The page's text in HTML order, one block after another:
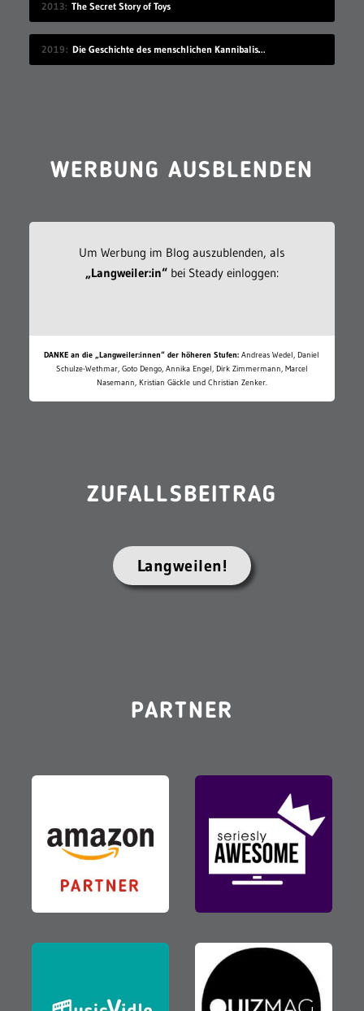
2013 The Secret Story of Toys
2019 Die Geschichte des menschlichen Kannibalismus
WERBUNG AUSBLENDEN
Um Werbung im Blog auszublenden, als
„Langweiler:in“bei Steady einloggen:
DANKE an die „Langweiler:innen“ der höheren Stufen: Andreas Wedel, Daniel
Schulze-Wethmar, Goto Dengo, Annika Engel, Dirk Zimmermann, Marcel
Nasemann, Kristian Gäckle und Christian Zenker.
ZUFALLSBEITRAG
Langweilen!
PARTNER